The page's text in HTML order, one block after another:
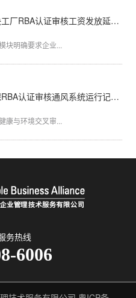
深圳创思维企业解决工厂RBA认证审核工资发放延迟问题
块明确要求企业...
深圳创思维企业确保RBA认证审核通风系统运行记录完整
康与环境交叉审...
务热线
6006